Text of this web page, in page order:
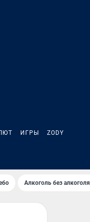
ИГРЫ ZODY
Алкоголь без алкоголя